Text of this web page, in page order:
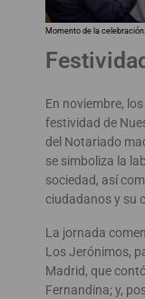
Momento de la celebración.
En noviembre,
festividad de
del Notariado
se simboliza la
sociedad, así
ciudadanos y su
La jornada
Los Jerónimos,
Madrid, que
Fernandina; y,